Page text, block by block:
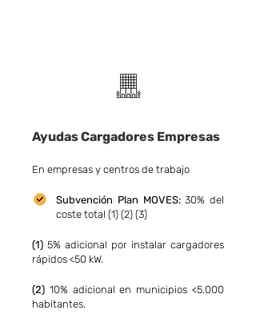
Ayudas Cargadores Empresas
En empresas y centros de trabajo
Subvención Plan MOVES:30% del
coste total (1) (2) (3)
(1) 5% adicional por instalar cargadores
rápidos <50 kW.
(2) 10% adicional en municipios <5.000
habitantes.